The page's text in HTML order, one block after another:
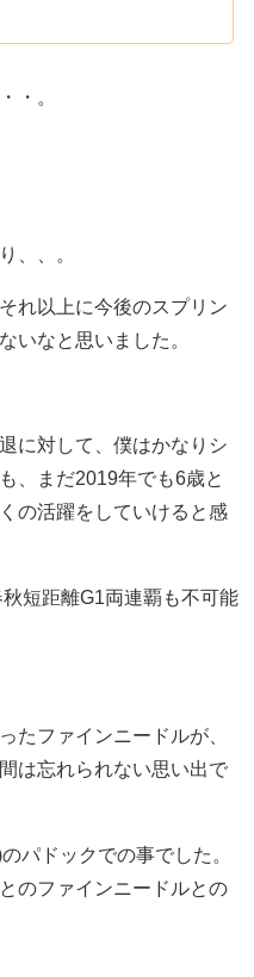
・。
、、。
れ以上に今後のスプリン
いなと思いました。
に対して、僕はかなりシ
、まだ2019年でも6歳と
の活躍をしていけると感
短距離G1両連覇も不可能
たファインニードルが、
は忘れられない思い出で
パドックでの事でした。
のファインニードルとの